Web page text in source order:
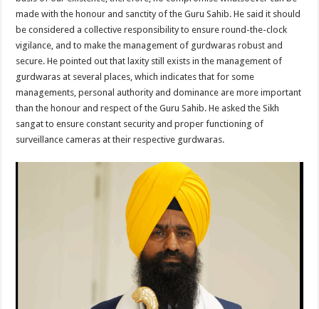
made with the honour and sanctity of the Guru Sahib. He said it should
be considered a collective responsibility to ensure round-the-clock
vigilance, and to make the management of gurdwaras robust and
secure. He pointed out that laxity still exists in the management of
gurdwaras at several places, which indicates that for some
managements, personal authority and dominance are more important
than the honour and respect of the Guru Sahib. He asked the Sikh
sangat to ensure constant security and proper functioning of
surveillance cameras at their respective gurdwaras.